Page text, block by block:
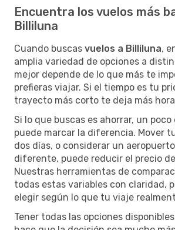
Encuentra los vuelos más
Billiluna
Cuando buscas vuelos a Billiluna,
amplia variedad de opciones a
mejor depende de lo que más te
prefieras viajar. Si el tiempo es tu
trayecto más corto te deja más
Si lo que buscas es ahorrar, un
puede marcar la diferencia. Mover
dos días, o considerar un
diferente, puede reducir el precio
Nuestras herramientas de
todas estas variables con claridad,
elegir según lo que tu viaje
Tener todas las opciones